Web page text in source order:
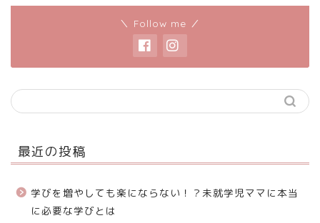
＼ Follow me ／
最近の投稿
学びを増やしても楽にならない！？未就学児ママに本当
に必要な学びとは